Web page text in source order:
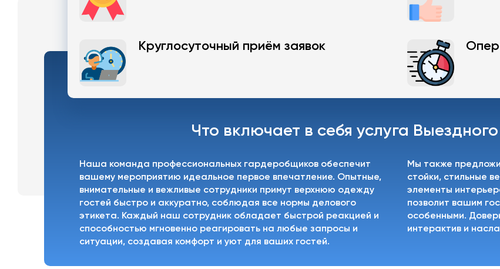
Круглосуточный приём заявок
Что включает в себя услуга
Наша команда профессиональных гардеробщиков обеспечит
вашему мероприятию идеальное первое впечатление. Опытные,
внимательные и вежливые сотрудники примут верхнюю одежду
гостей быстро и аккуратно, соблюдая все нормы делового
этикета. Каждый наш сотрудник обладает быстрой реакцией и
способностью мгновенно реагировать на любые запросы и
ситуации, создавая комфорт и уют для ваших гостей.
Мы также
стойки, стильные
элементы
позволит вашим
особенными.
интерактив и